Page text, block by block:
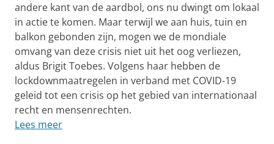
andere kant van de aardbol, ons nu dwingt om lokaal
in actie te komen. Maar terwijl we aan huis, tuin en
balkon gebonden zijn, mogen we de mondiale
omvang van deze crisis niet uit het oog verliezen,
aldus Brigit Toebes. Volgens haar hebben de
lockdownmaatregelen in verband met COVID-19
geleid tot een crisis op het gebied van internationaal
recht en mensenrechten.
Lees meer